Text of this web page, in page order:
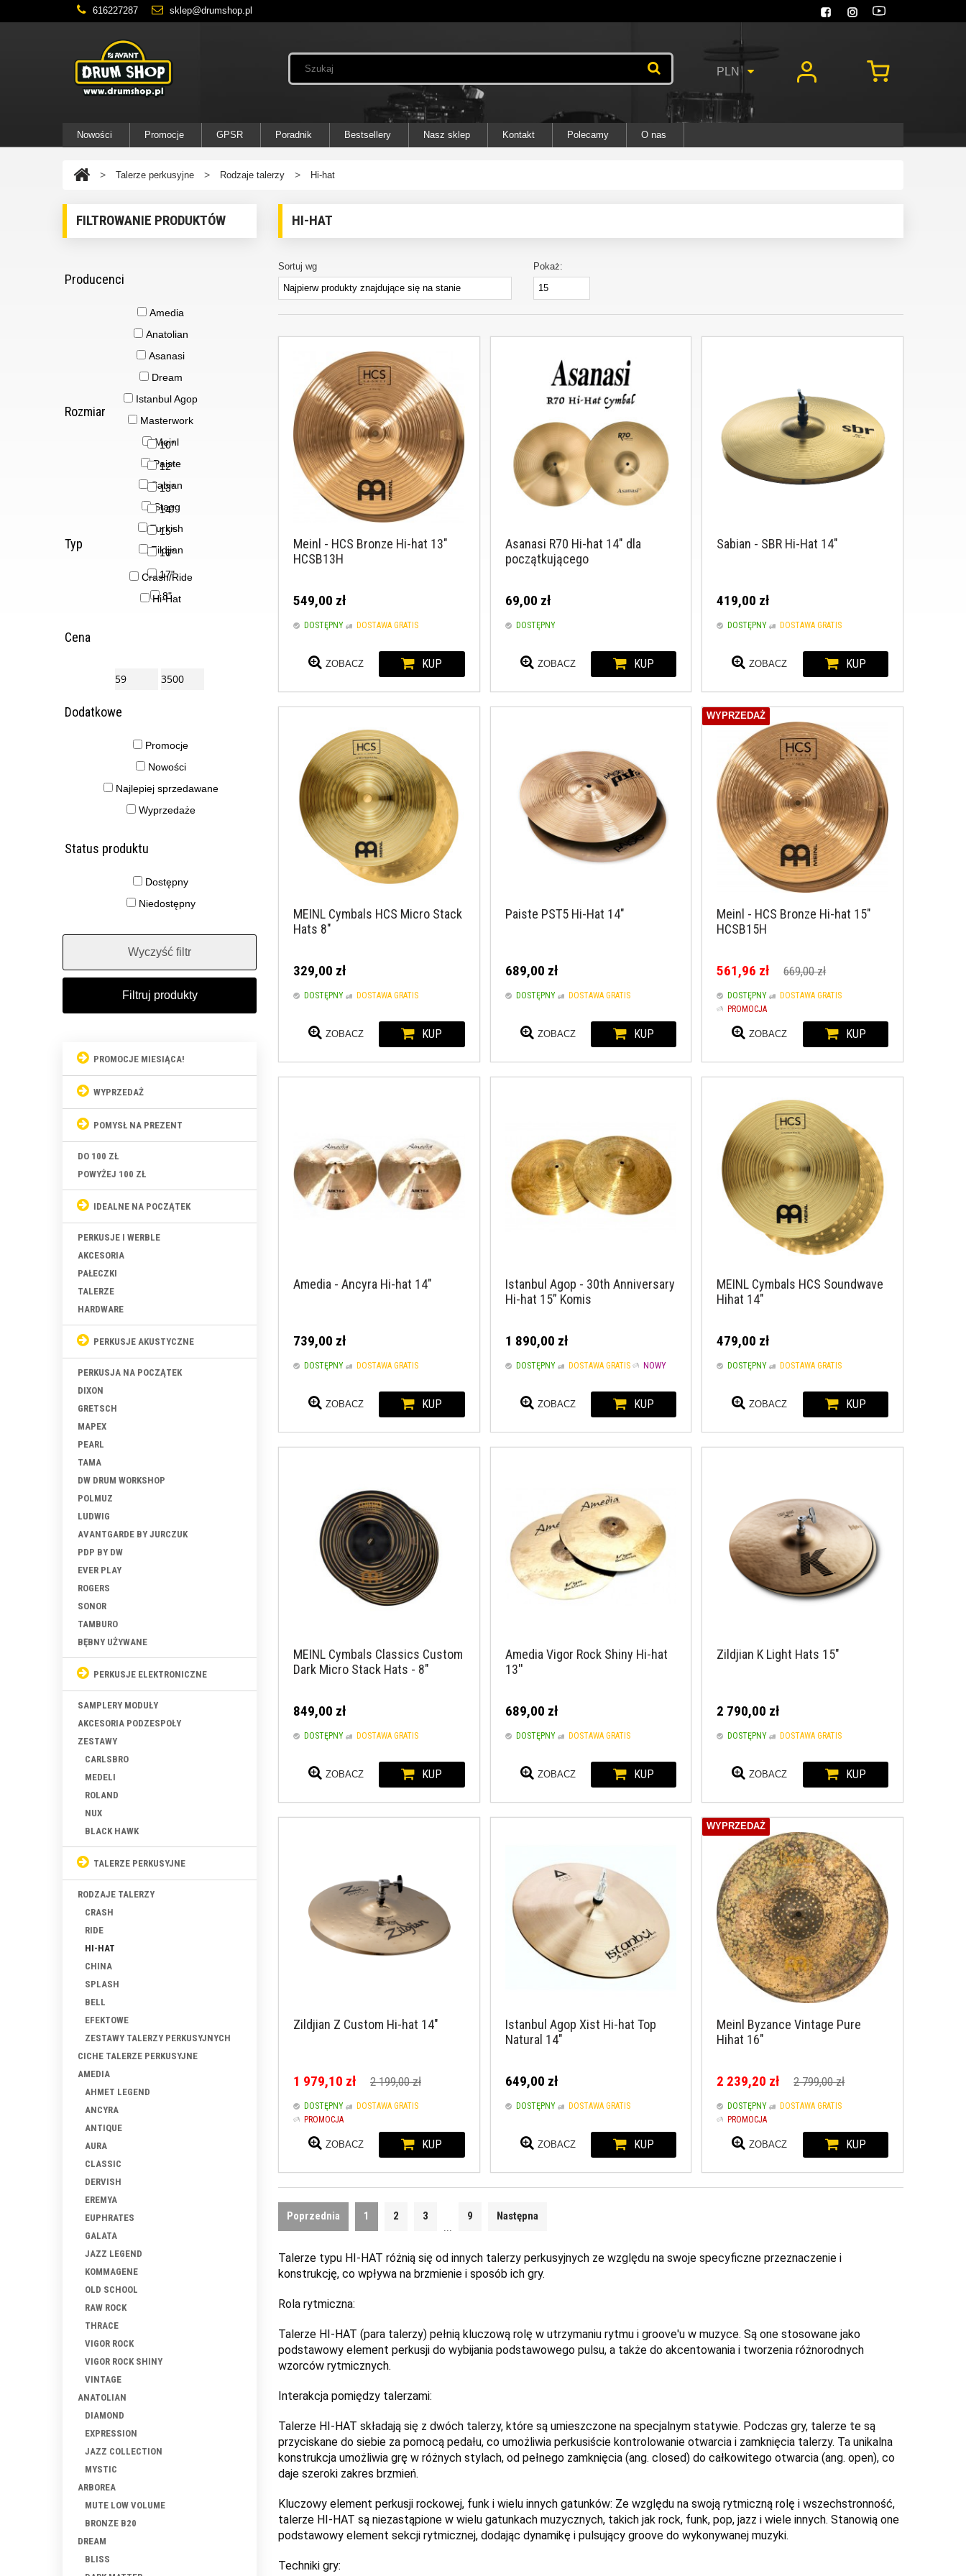
616227287 sklep@drumshop.pl
PLN
Nowości Promocje GPSR Poradnik Bestsellery Nasz sklep Kontakt Polecamy O nas
> Talerze perkusyjne > Rodzaje talerzy > Hi-hat
FILTROWANIE PRODUKTÓW
Producenci
Amedia
Anatolian
Asanasi
Dream
Istanbul Agop
Masterwork
Meinl
Paiste
Sabian
Stagg
Turkish
Zildjian
Rozmiar
10"
12"
13"
14"
15"
16"
17"
8"
Typ
Crash/Ride
Hi-Hat
Cena
Dodatkowe
Promocje
Nowości
Najlepiej sprzedawane
Wyprzedaże
Status produktu
Dostępny
Niedostępny
PROMOCJE MIESIĄCA!
WYPRZEDAŻ
POMYSŁ NA PREZENT
DO 100 ZŁ
POWYŻEJ 100 ZŁ
IDEALNE NA POCZĄTEK
PERKUSJE I WERBLE
AKCESORIA
PAŁECZKI
TALERZE
HARDWARE
PERKUSJE AKUSTYCZNE
PERKUSJA NA POCZĄTEK
DIXON
GRETSCH
MAPEX
PEARL
TAMA
DW DRUM WORKSHOP
POLMUZ
LUDWIG
AVANTGARDE BY JURCZUK
PDP BY DW
EVER PLAY
ROGERS
SONOR
TAMBURO
BĘBNY UŻYWANE
PERKUSJE ELEKTRONICZNE
SAMPLERY MODUŁY
AKCESORIA PODZESPOŁY
ZESTAWY
CARLSBRO
MEDELI
ROLAND
NUX
BLACK HAWK
TALERZE PERKUSYJNE
RODZAJE TALERZY
CRASH
RIDE
HI-HAT
CHINA
SPLASH
BELL
EFEKTOWE
ZESTAWY TALERZY PERKUSYJNYCH
CICHE TALERZE PERKUSYJNE
AMEDIA
AHMET LEGEND
ANCYRA
ANTIQUE
AURA
CLASSIC
DERVISH
EREMYA
EUPHRATES
GALATA
JAZZ LEGEND
KOMMAGENE
OLD SCHOOL
RAW ROCK
THRACE
VIGOR ROCK
VIGOR ROCK SHINY
VINTAGE
ANATOLIAN
DIAMOND
EXPRESSION
JAZZ COLLECTION
MYSTIC
ARBOREA
MUTE LOW VOLUME
BRONZE B20
DREAM
BLISS
HI-HAT
Sortuj wg Pokaż:
Meinl - HCS Bronze Hi-hat 13"
HCSB13H
549,00 zł
DOSTĘPNY DOSTAWA GRATIS
ZOBACZ KUP
Asanasi R70 Hi-hat 14" dla
początkującego
69,00 zł
DOSTĘPNY
ZOBACZ KUP
Sabian - SBR Hi-Hat 14"
419,00 zł
DOSTĘPNY DOSTAWA GRATIS
ZOBACZ KUP
MEINL Cymbals HCS Micro Stack
Hats 8"
329,00 zł
DOSTĘPNY DOSTAWA GRATIS
ZOBACZ KUP
Paiste PST5 Hi-Hat 14"
689,00 zł
DOSTĘPNY DOSTAWA GRATIS
ZOBACZ KUP
WYPRZEDAŻ
Meinl - HCS Bronze Hi-hat 15"
HCSB15H
561,96 zł 669,00 zł
DOSTĘPNY
DOSTAWA GRATIS
PROMOCJA
ZOBACZ KUP
Amedia - Ancyra Hi-hat 14"
739,00 zł
DOSTĘPNY DOSTAWA GRATIS
ZOBACZ KUP
Istanbul Agop - 30th Anniversary
Hi-hat 15” Komis
1 890,00 zł
DOSTĘPNY DOSTAWA GRATIS NOWY
ZOBACZ KUP
MEINL Cymbals HCS Soundwave
Hihat 14"
479,00 zł
DOSTĘPNY DOSTAWA GRATIS
ZOBACZ KUP
MEINL Cymbals Classics Custom
Dark Micro Stack Hats - 8"
849,00 zł
DOSTĘPNY DOSTAWA GRATIS
ZOBACZ KUP
Amedia Vigor Rock Shiny Hi-hat
13''
689,00 zł
DOSTĘPNY DOSTAWA GRATIS
ZOBACZ KUP
Zildjian K Light Hats 15"
2 790,00 zł
DOSTĘPNY DOSTAWA GRATIS
ZOBACZ KUP
Zildjian Z Custom Hi-hat 14"
1 979,10 zł 2 199,00 zł
DOSTĘPNY
DOSTAWA GRATIS
PROMOCJA
ZOBACZ KUP
Istanbul Agop Xist Hi-hat Top
Natural 14"
649,00 zł
DOSTĘPNY DOSTAWA GRATIS
ZOBACZ KUP
WYPRZEDAŻ
Meinl Byzance Vintage Pure
Hihat 16"
2 239,20 zł 2 799,00 zł
DOSTĘPNY
DOSTAWA GRATIS
PROMOCJA
ZOBACZ KUP
Poprzednia 1 2 3 9 Następna
Talerze typu HI-HAT różnią się od innych talerzy perkusyjnych ze względu na swoje specyficzne przeznaczenie i
konstrukcję, co wpływa na brzmienie i sposób ich gry.
Rola rytmiczna:
Talerze HI-HAT (para talerzy) pełnią kluczową rolę w utrzymaniu rytmu i groove'u w muzyce. Są one stosowane jako
podstawowy element perkusji do wybijania podstawowego pulsu, a także do akcentowania i tworzenia różnorodnych
wzorców rytmicznych.
Interakcja pomiędzy talerzami:
Talerze HI-HAT składają się z dwóch talerzy, które są umieszczone na specjalnym statywie. Podczas gry, talerze te są
przyciskane do siebie za pomocą pedału, co umożliwia perkusiście kontrolowanie otwarcia i zamknięcia talerzy. Ta unikalna
konstrukcja umożliwia grę w różnych stylach, od pełnego zamknięcia (ang. closed) do całkowitego otwarcia (ang. open), co
daje szeroki zakres brzmień.
Kluczowy element perkusji rockowej, funk i wielu innych gatunków: Ze względu na swoją rytmiczną rolę i wszechstronność,
talerze HI-HAT są niezastąpione w wielu gatunkach muzycznych, takich jak rock, funk, pop, jazz i wiele innych. Stanowią one
podstawowy element sekcji rytmicznej, dodając dynamikę i pulsujący groove do wykonywanej muzyki.
Techniki gry: